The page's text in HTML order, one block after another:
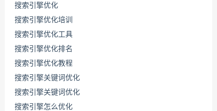
搜索引擎优化
搜索引擎优化培训
搜索引擎优化工具
搜索引擎优化排名
搜索引擎优化教程
搜索引擎关键词优化
搜索引擎关键词优化
搜索引擎怎么优化